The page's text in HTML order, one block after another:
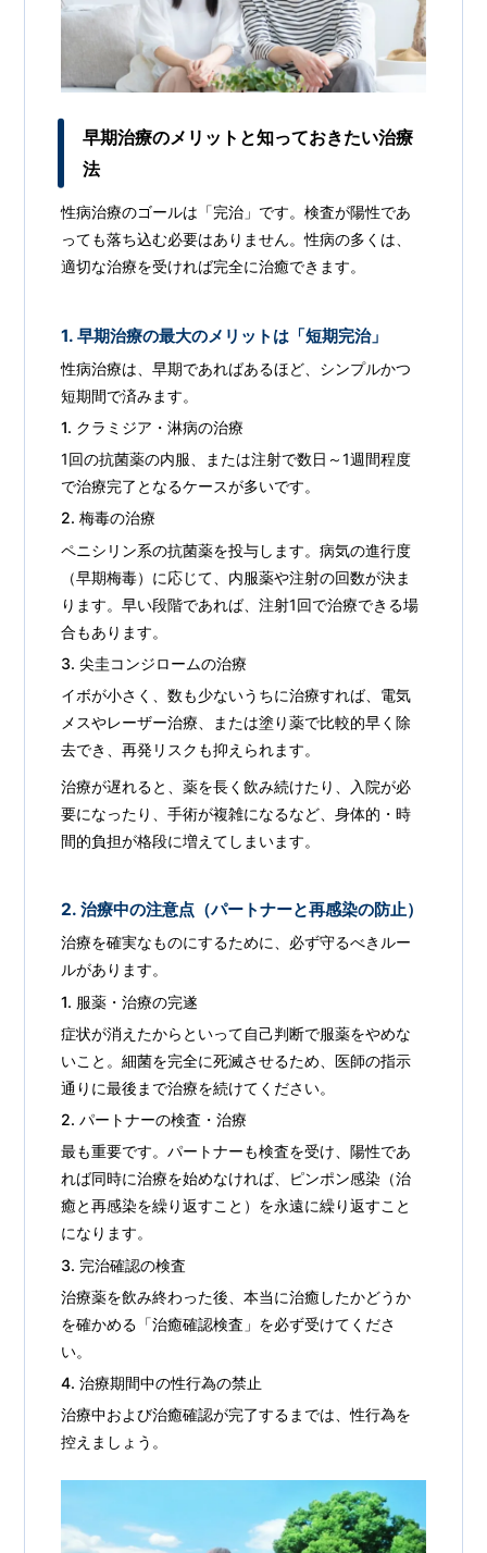
早期治療のメリットと知っておきたい治療
法
性病治療のゴールは「完治」です。検査が陽性であ
っても落ち込む必要はありません。性病の多くは、
適切な治療を受ければ完全に治癒できます。
1. 早期治療の最大のメリットは「短期完治」
性病治療は、早期であればあるほど、シンプルかつ
短期間で済みます。
1. クラミジア・淋病の治療
1回の抗菌薬の内服、または注射で数日～1週間程度
で治療完了となるケースが多いです。
2. 梅毒の治療
ペニシリン系の抗菌薬を投与します。病気の進行度
（早期梅毒）に応じて、内服薬や注射の回数が決ま
ります。早い段階であれば、注射1回で治療できる場
合もあります。
3. 尖圭コンジロームの治療
イボが小さく、数も少ないうちに治療すれば、電気
メスやレーザー治療、または塗り薬で比較的早く除
去でき、再発リスクも抑えられます。
治療が遅れると、薬を長く飲み続けたり、入院が必
要になったり、手術が複雑になるなど、身体的・時
間的負担が格段に増えてしまいます。
2. 治療中の注意点（パートナーと再感染の防止）
治療を確実なものにするために、必ず守るべきルー
ルがあります。
1. 服薬・治療の完遂
症状が消えたからといって自己判断で服薬をやめな
いこと。細菌を完全に死滅させるため、医師の指示
通りに最後まで治療を続けてください。
2. パートナーの検査・治療
最も重要です。パートナーも検査を受け、陽性であ
れば同時に治療を始めなければ、ピンポン感染（治
癒と再感染を繰り返すこと）を永遠に繰り返すこと
になります。
3. 完治確認の検査
治療薬を飲み終わった後、本当に治癒したかどうか
を確かめる「治癒確認検査」を必ず受けてくださ
い。
4. 治療期間中の性行為の禁止
治療中および治癒確認が完了するまでは、性行為を
控えましょう。